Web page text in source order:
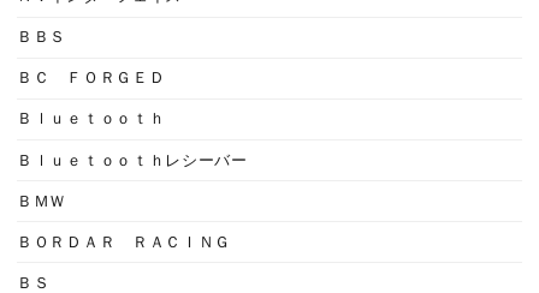
ＢＢＳ
ＢＣ ＦＯＲＧＥＤ
Ｂｌｕｅｔｏｏｔｈ
Ｂｌｕｅｔｏｏｔｈレシーバー
ＢＭＷ
ＢＯＲＤＡＲ ＲＡＣＩＮＧ
ＢＳ